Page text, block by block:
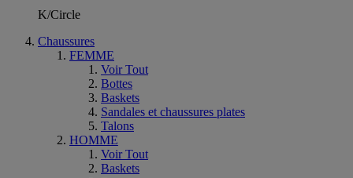
K/Circle
Chaussures
FEMME
Voir Tout
Bottes
Baskets
Sandales et chaussures plates
Talons
HOMME
Voir Tout
Baskets